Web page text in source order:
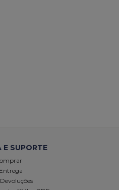
E SUPORTE